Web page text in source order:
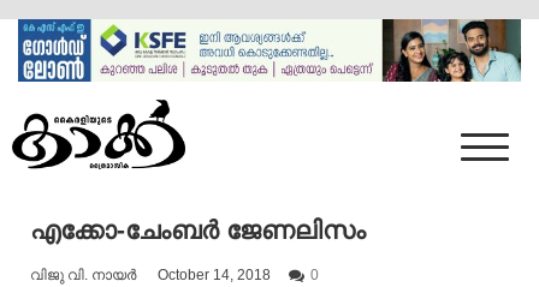
content
എക്കോ-ചേംബർ ജേണലിസം
വിജു വി. നായര്‍ October 14, 2018 0